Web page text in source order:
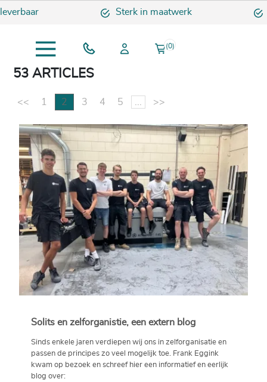
Sterk in maatwerk
(0)
53 ARTICLES
<< 1 2 3 4 5 >>
Solits en zelforganistie, een extern blog
Sinds enkele jaren verdiepen wij ons in zelforganisatie en
passen de principes zo veel mogelijk toe. Frank Eggink
kwam op bezoek en schreef hier een informatief en eerlijk
blog over: